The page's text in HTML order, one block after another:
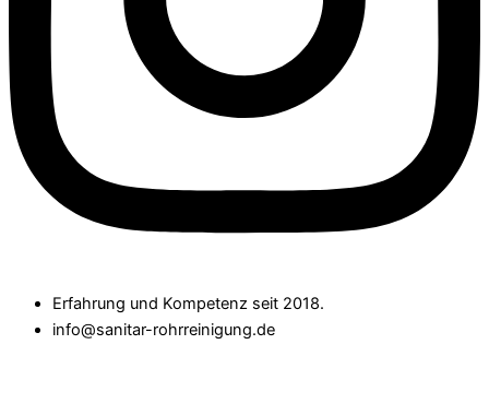
Erfahrung und Kompetenz seit 2018.
info@sanitar-rohrreinigung.de